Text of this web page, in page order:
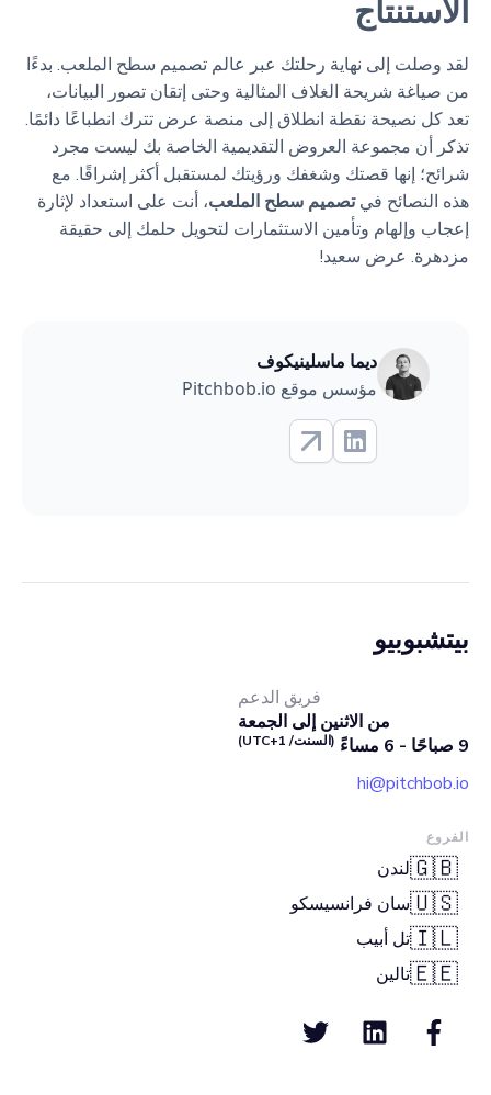
الاستنتاج
لقد وصلت إلى نهاية رحلتك عبر عالم تصميم سطح الملعب. بدءًا
من صياغة شريحة الغلاف المثالية وحتى إتقان تصور البيانات،
تعد كل نصيحة نقطة انطلاق إلى منصة عرض تترك انطباعًا دائمًا.
تذكر أن مجموعة العروض التقديمية الخاصة بك ليست مجرد
شرائح؛ إنها قصتك وشغفك ورؤيتك لمستقبل أكثر إشراقًا. مع
هذه النصائح فيتصميم سطح الملعب، أنت على استعداد لإثارة
إعجاب وإلهام وتأمين الاستثمارات لتحويل حلمك إلى حقيقة
مزدهرة. عرض سعيد!
ديما ماسلينيكوف
مؤسس موقع Pitchbob.io
بيتشبوبيو
فريق الدعم
من الاثنين إلى الجمعة
9 صباحًا - 6 مساءً
(السنت/ UTC+1)
hi@pitchbob.io
الفروع
🇬🇧لندن
🇺🇸سان فرانسيسكو
🇮🇱تل أبيب
🇪🇪تالين